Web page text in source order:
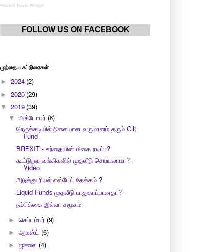
Recent Posts Widget
FOLLOW US ON FACEBOOK
முந்தைய கட்டுரைகள்
► 2024 (2)
► 2020 (29)
▼ 2019 (39)
▼ அக்டோபர் (6)
நெருக்கடியில் நிலையான வருமானம் தரும் Gilt
Fund
BREXIT - சந்தையின் மிகை நடிப்பு?
கூட்டுறவு வங்கிகளில் முதலீடு செய்யலாமா? -
Video
அடுத்து ரியல் எஸ்டேட் தேக்கம் ?
Liquid Funds முதலீடு பாதுகாப்பானதா?
நம்பிக்கை இல்லா சமூகம்
► செப்டம்பர் (9)
► ஆகஸ்ட் (6)
► ஜூலை (4)